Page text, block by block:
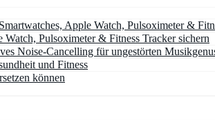
Apple Watch, Pulsoximeter &
Pulsoximeter & Fitness Tracker sichern
Noise-Cancelling für ungestörten
und Fitness
können